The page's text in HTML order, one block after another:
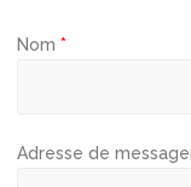
Nom *
Adresse de